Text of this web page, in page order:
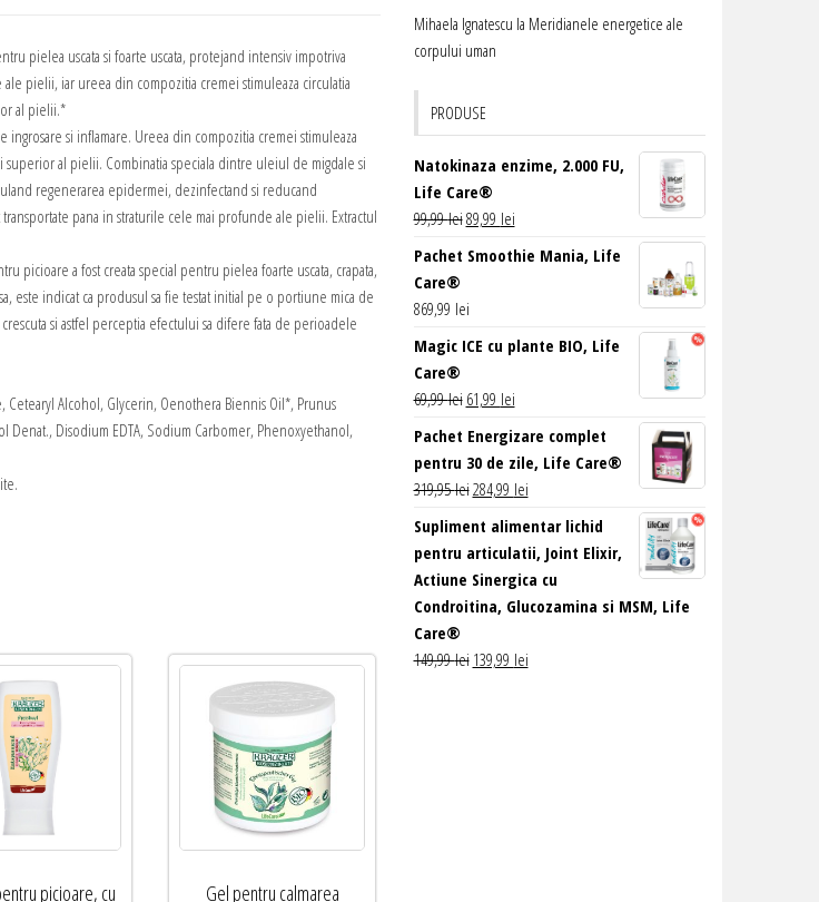
pielea uscata si foarte uscata, protejand intensiv impotriva
pielii, iar ureea din compozitia cremei stimuleaza circulatia
al pielii.*
si inflamare. Ureea din compozitia cremei stimuleaza
superior al pielii. Combinatia speciala dintre uleiul de migdale si
regenerarea epidermei, dezinfectand si reducand
pana in straturile cele mai profunde ale pielii. Extractul
picioare a fost creata special pentru pielea foarte uscata, crapata,
este indicat ca produsul sa fie testat initial pe o portiune mica de
si astfel perceptia efectului sa difere fata de perioadele
Alcohol, Glycerin, Oenothera Biennis Oil*, Prunus
Denat., Disodium EDTA, Sodium Carbomer, Phenoxyethanol,
picioare, cu
Gel pentru calmarea
Mihaela Ignatescu la Meridianele energetice ale
corpului uman
PRODUSE
Natokinaza enzime, 2.000 FU,
Life Care®
99,99leiPrețul
fost:
89,99 leiPrețul
curent
Pachet Smoothie Mania, Life
Care®
869,99 lei
Magic ICE cu plante BIO, Life
Care®
69,99lei Prețul
fost:
69,99 lei.
61,99 leiPrețul
este:
61,99 lei.
Pachet Energizare complet
pentru 30 de zile, Life Care®
319,95leiPrețul
inițial
fost:
319,95 lei.
284,99 leiPrețul
este:
284,99 lei.
Supliment alimentar lichid
pentru articulatii, Joint Elixir,
Actiune Sinergica cu
Condroitina, Glucozamina si MSM, Life
Care®
149,99lei Prețul
139,99 leiPrețul